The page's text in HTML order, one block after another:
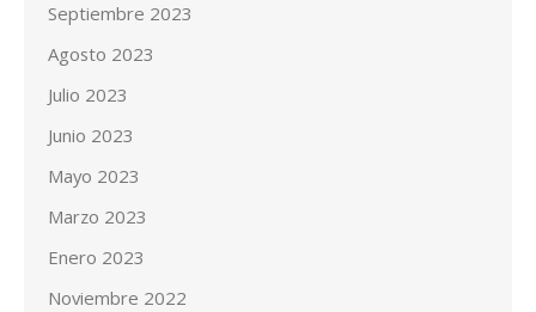
Septiembre 2023
Agosto 2023
Julio 2023
Junio 2023
Mayo 2023
Marzo 2023
Enero 2023
Noviembre 2022